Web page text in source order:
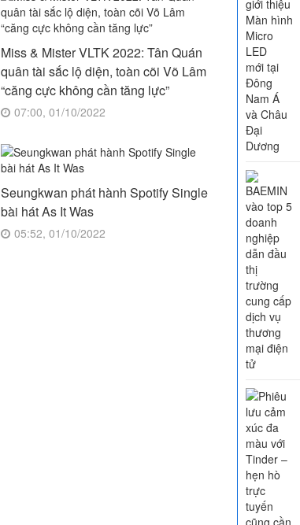
Miss & Mister VLTK 2022: Tân Quán
quân tài sắc lộ diện, toàn cõi Võ Lâm
“căng cực không cần tăng lực”
07:00, 01/10/2022
Seungkwan phát hành Spotify Single
bài hát As It Was
05:52, 01/10/2022